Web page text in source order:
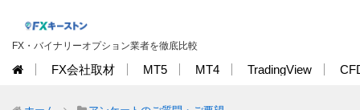
FX・バイナリーオプション業者を徹底比較
FX会社取材 MT5 MT4 TradingView